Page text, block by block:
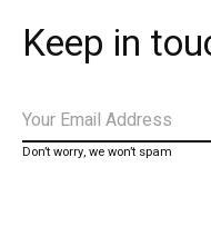
Keep in
Don’t worry, we won’t spam